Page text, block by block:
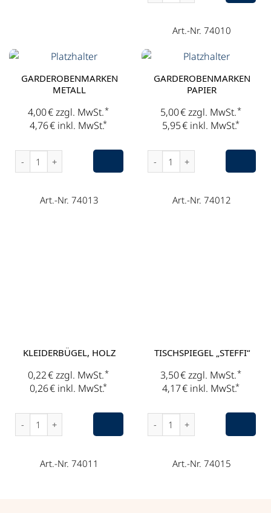
Art.-Nr. 74010
GARDEROBENMARKEN
METALL
4,00€zzgl. MwSt.*
4,76€ inkl. MwSt.*
Garderobenmarken Metall Menge
Art.-Nr. 74013
GARDEROBENMARKEN
PAPIER
5,00€zzgl. MwSt.*
5,95€ inkl. MwSt.*
Garderobenmarken Papier
Art.-Nr. 74012
KLEIDERBÜGEL, HOLZ
0,22€zzgl. MwSt.*
0,26€ inkl. MwSt.*
Kleiderbügel, Holz Menge
Art.-Nr. 74011
TISCHSPIEGEL „STEFFI“
3,50€zzgl. MwSt.*
4,17€ inkl. MwSt.*
Tischspiegel „Steffi“ Menge
Art.-Nr. 74015